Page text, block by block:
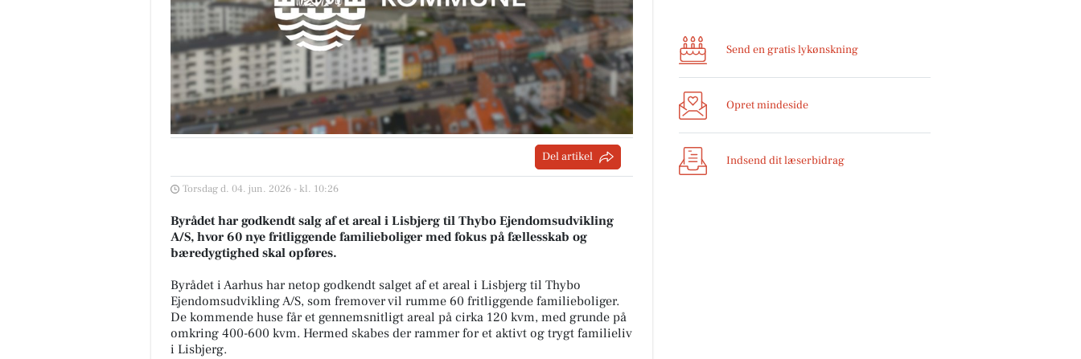
Del artikel
Torsdag d. 04. jun. 2026 - kl. 10:26
Byrådet har godkendt salg af et areal i Lisbjerg til Thybo Ejendomsudvikling
A/S, hvor 60 nye fritliggende familieboliger med fokus på fællesskab og
bæredygtighed skal opføres.
Byrådet i Aarhus har netop godkendt salget af et areal i Lisbjerg til Thybo
Ejendomsudvikling A/S, som fremover vil rumme 60 fritliggende familieboliger.
De kommende huse får et gennemsnitligt areal på cirka 120 kvm, med grunde på
omkring 400-600 kvm. Hermed skabes der rammer for et aktivt og trygt familieliv
i Lisbjerg.
Send en gratis lykønskning
Opret mindeside
Indsend dit læserbidrag